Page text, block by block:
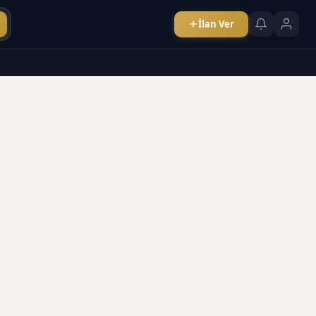
İlan Ver